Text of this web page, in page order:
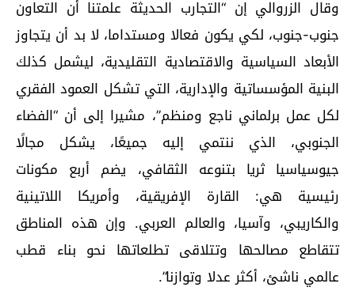
وقال الزروالي إن “التجارب الحديثة علمتنا أن التعاون
جنوب-جنوب، لكي يكون فعالا ومستداما، لا بد أن يتجاوز
الأبعاد السياسية والاقتصادية التقليدية، ليشمل كذلك
البنية المؤسساتية والإدارية، التي تشكل العمود الفقري
لكل عمل برلماني ناجع ومنظم”، مشيرا إلى أن “الفضاء
الجنوبي، الذي ننتمي إليه جميعًا، يشكل مجالًا
جيوسياسيا ثريا بتنوعه الثقافي، يضم أربع مكونات
رئيسية هي: القارة الإفريقية، وأمريكا اللاتينية
والكاريبي، وآسيا، والعالم العربي. وإن هذه المناطق
تتقاطع مصالحها وتتلاقى تطلعاتها نحو بناء قطب
عالمي ناشئ، أكثر عدلا وتوازنا”.